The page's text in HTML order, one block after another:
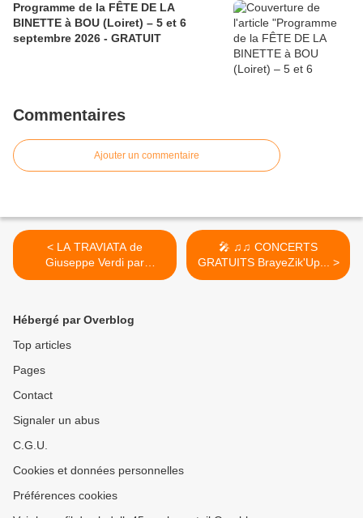
Programme de la FÊTE DE LA
BINETTE à BOU (Loiret) – 5 et 6
septembre 2026 - GRATUIT
Commentaires
Ajouter un commentaire
< LA TRAVIATA de
Giuseppe Verdi par
@LaFabOperaVDL ...
🎤 ♫♫ CONCERTS
GRATUITS BrayeZik'Up... >
Hébergé par Overblog
Top articles
Pages
Contact
Signaler un abus
C.G.U.
Cookies et données personnelles
Préférences cookies